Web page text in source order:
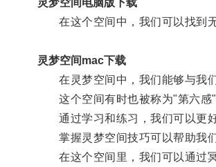
灵梦空间电脑版下载
在这个空间中，我们可以找到无
灵梦空间mac下载
在灵梦空间中，我们能够与我们
这个空间有时也被称为"第六感"
通过学习和练习，我们可以更好
掌握灵梦空间技巧可以帮助我们
在这个空间里，我们可以通过冥